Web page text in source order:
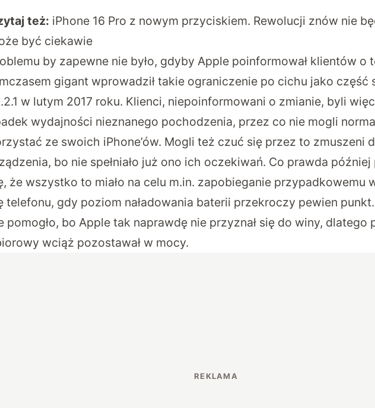
też: iPhone 16 Pro z nowym przyciskiem. Rewolucji znów nie
być ciekawie
by zapewne nie było, gdyby Apple poinformował klientów o
gigant wprowadził takie ograniczenie po cichu jako część
w lutym 2017 roku. Klienci, niepoinformowani o zmianie, byli
wydajności nieznanego pochodzenia, przez co nie mogli
ze swoich iPhone’ów. Mogli też czuć się przez to zmuszeni
bo nie spełniało już ono ich oczekiwań. Co prawda później
że wszystko to miało na celu m.in. zapobieganie przypadkowemu
telefonu, gdy poziom naładowania baterii przekroczy pewien
pomogło, bo Apple tak naprawdę nie przyznał się do winy, dlatego
wciąż pozostawał w mocy.